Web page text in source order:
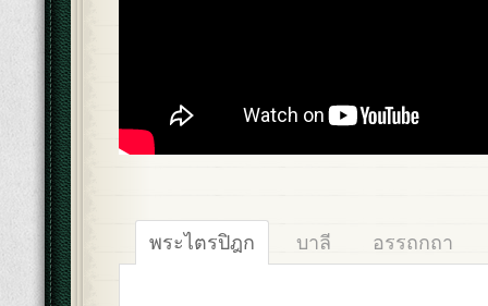
พระไตรปิฎก บาลี อรรถกถา